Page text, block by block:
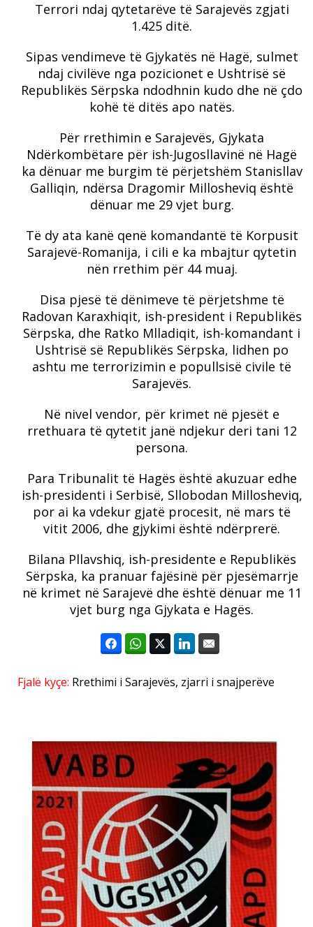
Terrori ndaj qytetarëve të Sarajevës zgjati
1.425 ditë.
Sipas vendimeve të Gjykatës në Hagë, sulmet
ndaj civilëve nga pozicionet e Ushtrisë së
Republikës Sërpska ndodhnin kudo dhe në çdo
kohë të ditës apo natës.
Për rrethimin e Sarajevës, Gjykata
Ndërkombëtare për ish-Jugosllavinë në Hagë
ka dënuar me burgim të përjetshëm Stanisllav
Galliqin, ndërsa Dragomir Millosheviq është
dënuar me 29 vjet burg.
Të dy ata kanë qenë komandantë të Korpusit
Sarajevë-Romanija, i cili e ka mbajtur qytetin
nën rrethim për 44 muaj.
Disa pjesë të dënimeve të përjetshme të
Radovan Karaxhiqit, ish-president i Republikës
Sërpska, dhe Ratko Mlladiqit, ish-komandant i
Ushtrisë së Republikës Sërpska, lidhen po
ashtu me terrorizimin e popullsisë civile të
Sarajevës.
Në nivel vendor, për krimet në pjesët e
rrethuara të qytetit janë ndjekur deri tani 12
persona.
Para Tribunalit të Hagës është akuzuar edhe
ish-presidenti i Serbisë, Sllobodan Millosheviq,
por ai ka vdekur gjatë procesit, në mars të
vitit 2006, dhe gjykimi është ndërprerë.
Bilana Pllavshiq, ish-presidente e Republikës
Sërpska, ka pranuar fajësinë për pjesëmarrje
në krimet në Sarajevë dhe është dënuar me 11
vjet burg nga Gjykata e Hagës.
Fjalë kyçe: Rrethimi i Sarajevës, zjarri i snajperëve